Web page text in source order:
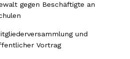
gegen Beschäftigte an
und
Vortrag